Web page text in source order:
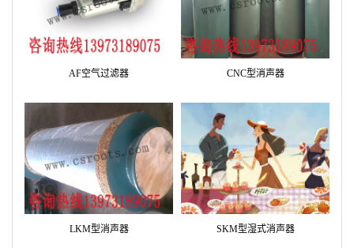
AF空气过滤器 CNC型消声器
LKM型消声器 SKM型湿式消声器